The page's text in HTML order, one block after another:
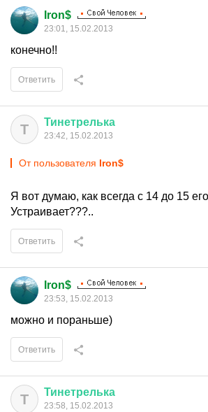
Iron$
23:01, 15.02.2013
конечно!!
Ответить
Т Тинетрелька
23:42, 15.02.2013
От пользователя Iron$
Я вот думаю, как всегда с 14 до 15
Устраивает???..
Ответить
Iron$
23:53, 15.02.2013
можно и пораньше)
Ответить
Т Тинетрелька
23:58, 15.02.2013